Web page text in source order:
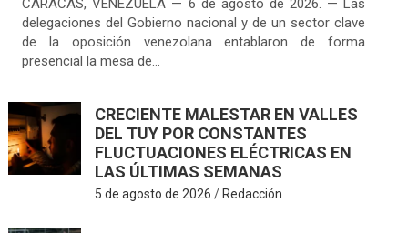
CARACAS, VENEZUELA — 6 de agosto de 2026. — Las
delegaciones del Gobierno nacional y de un sector clave
de la oposición venezolana entablaron de forma
presencial la mesa de…
CRECIENTE MALESTAR EN VALLES
DEL TUY POR CONSTANTES
FLUCTUACIONES ELÉCTRICAS EN
LAS ÚLTIMAS SEMANAS
5 de agosto de 2026 Redacción